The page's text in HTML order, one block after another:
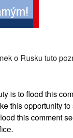
o Rusku tuto
is to flood this
this opportunity
this comment